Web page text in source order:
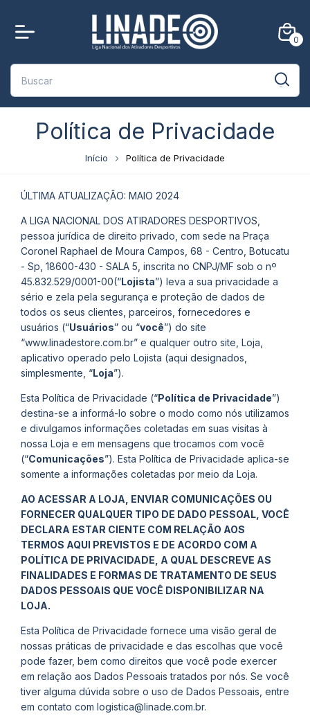
0
Política de Privacidade
Início Política de Privacidade
ÚLTIMA ATUALIZAÇÃO: MAIO 2024
A LIGA NACIONAL DOS ATIRADORES DESPORTIVOS,
pessoa jurídica de direito privado, com sede na Praça
Coronel Raphael de Moura Campos, 68 - Centro, Botucatu
- Sp, 18600-430 - SALA 5, inscrita no CNPJ/MF sob o nº
45.832.529/0001-00(“Lojista”) leva a sua privacidade a
sério e zela pela segurança e proteção de dados de
todos os seus clientes, parceiros, fornecedores e
usuários (“Usuários” ou “você”) do site
“www.linadestore.com.br” e qualquer outro site, Loja,
aplicativo operado pelo Lojista (aqui designados,
simplesmente, “Loja”).
Esta Política de Privacidade (“Política de Privacidade”)
destina-se a informá-lo sobre o modo como nós utilizamos
e divulgamos informações coletadas em suas visitas à
nossa Loja e em mensagens que trocamos com você
(“Comunicações”). Esta Política de Privacidade aplica-se
somente a informações coletadas por meio da Loja.
AO ACESSAR A LOJA, ENVIAR COMUNICAÇÕES OU
FORNECER QUALQUER TIPO DE DADO PESSOAL, VOCÊ
DECLARA ESTAR CIENTE COM RELAÇÃO AOS
TERMOS AQUI PREVISTOS E DE ACORDO COM A
POLÍTICA DE PRIVACIDADE, A QUAL DESCREVE AS
FINALIDADES E FORMAS DE TRATAMENTO DE SEUS
DADOS PESSOAIS QUE VOCÊ DISPONIBILIZAR NA
LOJA.
Esta Política de Privacidade fornece uma visão geral de
nossas práticas de privacidade e das escolhas que você
pode fazer, bem como direitos que você pode exercer
em relação aos Dados Pessoais tratados por nós. Se você
tiver alguma dúvida sobre o uso de Dados Pessoais, entre
em contato com logistica@linade.com.br.